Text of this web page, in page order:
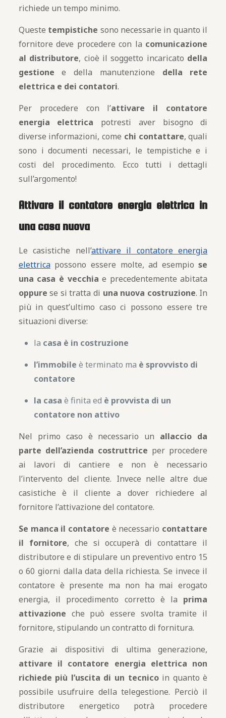
richiede un tempo minimo.
Queste tempistiche sono necessarie in quanto il
fornitore deve procedere con la comunicazione
al distributore, cioè il soggetto incaricato della
gestione e della manutenzione della rete
elettrica e dei contatori.
Per procedere con l’attivare il contatore
energia elettrica potresti aver bisogno di
diverse informazioni, come chi contattare, quali
sono i documenti necessari, le tempistiche e i
costi del procedimento. Ecco tutti i dettagli
sull’argomento!
Attivare il contatore energia elettrica in
una casa nuova
Le casistiche nell’attivare il contatore energia
elettricapossono essere molte, ad esempiose
una casa è vecchia e precedentemente abitata
oppure se si tratta di una nuova costruzione. In
più in quest’ultimo caso ci possono essere tre
situazioni diverse:
la casa è in costruzione
l’immobile è terminato ma è sprovvisto di
contatore
la casa è finita ed è provvista di un
contatore non attivo
Nel primo caso è necessario un allaccio da
parte dell’azienda costruttrice per procedere
ai lavori di cantiere e non è necessario
l’intervento del cliente. Invece nelle altre due
casistiche è il cliente a dover richiedere al
fornitore l’attivazione del contatore.
Se manca il contatore è necessario contattare
il fornitore, che si occuperà di contattare il
distributore e di stipulare un preventivo entro 15
o 60 giorni dalla data della richiesta. Se invece il
contatore è presente ma non ha mai erogato
energia, il procedimento corretto è la prima
attivazione che può essere svolta tramite il
fornitore, stipulando un contratto di fornitura.
Grazie ai dispositivi di ultima generazione,
attivare il contatore energia elettrica non
richiede più l’uscita di un tecnicoin quanto è
possibile usufruire della telegestione. Perciò il
distributore energetico potrà procedere